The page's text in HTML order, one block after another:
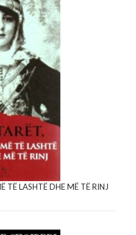
TË LASHTË DHE MË TË RINJ